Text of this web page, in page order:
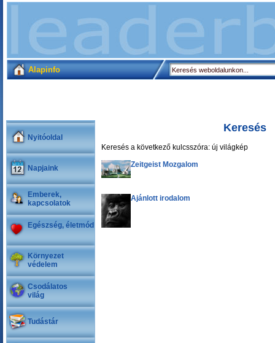
Alapinfo
Nyitóoldal
Napjaink
Emberek,
kapcsolatok
Egészség, életmód
Környezet
védelem
Csodálatos
világ
Tudástár
Keresés
Keresés a következő kulcsszóra: új világkép
Zeitgeist Mozgalom
Ajánlott irodalom